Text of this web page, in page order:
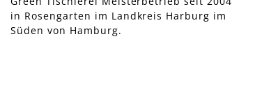
in Rosengarten im Landkreis Harburg im
Süden von Hamburg.